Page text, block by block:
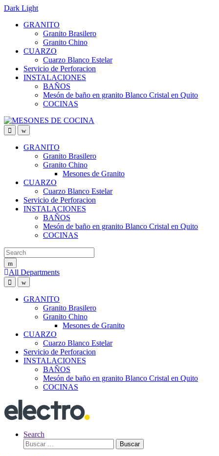
Dark Light
Skip
navigation
Skip
GRANITO
Granito Brasilero
Granito Chino
CUARZO
Cuarzo Blanco Estelar
Servicio de Perforacion
INSTALACIONES
BAÑOS
Mesón de baño en granito Blanco Cristal en Quito
COCINAS
GRANITO
Granito Brasilero
Granito Chino
Mesones de Granito
CUARZO
Cuarzo Blanco Estelar
Servicio de Perforacion
INSTALACIONES
BAÑOS
Mesón de baño en granito Blanco Cristal en Quito
COCINAS
Search for:
All Departments
GRANITO
Granito Brasilero
Granito Chino
Mesones de Granito
CUARZO
Cuarzo Blanco Estelar
Servicio de Perforacion
INSTALACIONES
BAÑOS
Mesón de baño en granito Blanco Cristal en Quito
COCINAS
Search
Buscar: